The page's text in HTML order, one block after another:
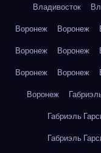
Владивосток
Воронеж
Воронеж
Воронеж
Воронеж
Воронеж
Воронеж
Воронеж
Габриэль
Габриэль